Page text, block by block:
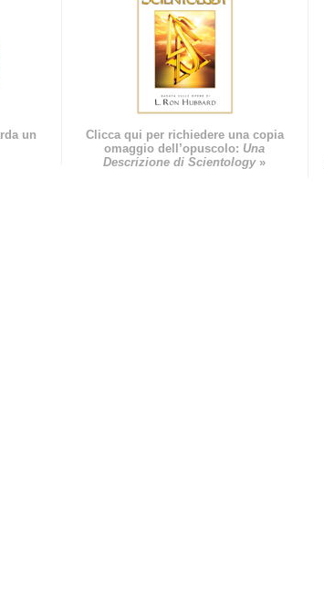
un
Clicca qui per richiedere una copia
omaggio dell’opuscolo: Una
Descrizione di Scientology»